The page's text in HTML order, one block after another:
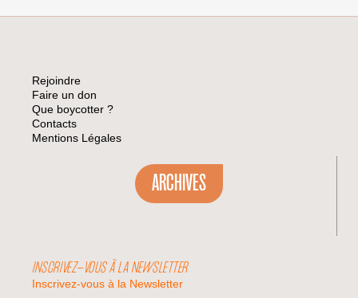
Rejoindre
Faire un don
Que boycotter ?
Contacts
Mentions Légales
ARCHIVES
INSCRIVEZ-VOUS À LA NEWSLETTER
Inscrivez-vous à la Newsletter